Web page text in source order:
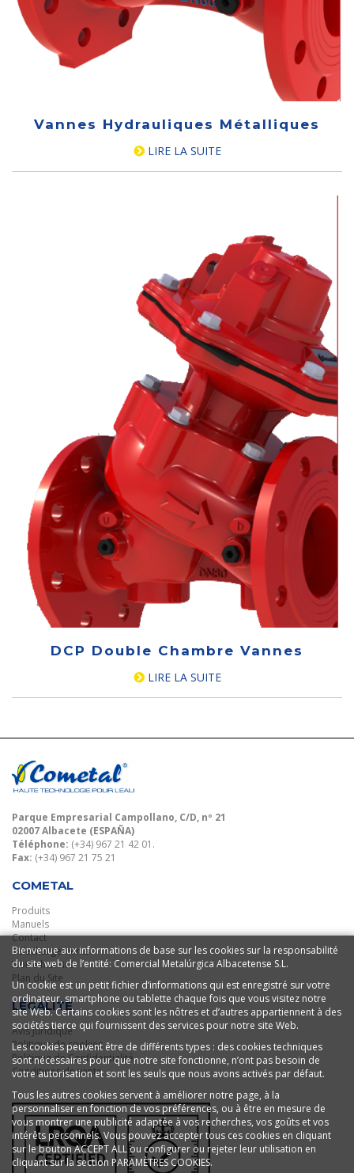
Vannes Hydrauliques Métalliques
LIRE LA SUITE
DCP Double Chambre Vannes
LIRE LA SUITE
Parque Empresarial Campollano, C/D, nº 21
02007 Albacete (ESPAÑA)
Téléphone: (+34) 967 21 42 01.
Fax: (+34) 967 21 75 21
COMETAL
Produits
Manuels
Contact
Telechargements
Notre histoire
Plan du Site
LÉGALITÉ
Avis Juridique
Politique de cookies
Politique de Confidentialité
Conditions de vente
Bienvenue aux informations de base sur les cookies sur la responsabilité
du site web de l’entité: Comercial Metalúrgica Albacetense S.L.
Un cookie est un petit fichier d’informations qui est enregistré sur votre
ordinateur, smartphone ou tablette chaque fois que vous visitez notre
site Web. Certains cookies sont les nôtres et d’autres appartiennent à des
sociétés tierce qui fournissent des services pour notre site Web.
Les cookies peuvent être de différents types : des cookies techniques
sont nécessaires pour que notre site fonctionne, n’ont pas besoin de
votre autorisation et sont les seuls que nous avons activés par défaut.
Tous les autres cookies servent à améliorer notre page, à la
personnaliser en fonction de vos préférences, ou à être en mesure de
vous montrer une publicité adaptée à vos recherches, vos goûts et vos
intérêts personnels. Vous pouvez accepter tous ces cookies en cliquant
sur le bouton ACCEPT ALL ou configurer ou rejeter leur utilisation en
cliquant sur la section PARAMÈTRES COOKIES.